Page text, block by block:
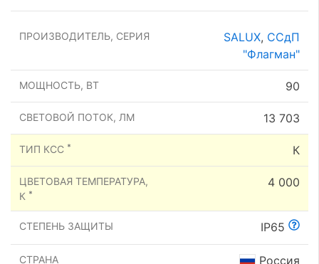
ПРОИЗВОДИТЕЛЬ, СЕРИЯ SALUX, ССдП
"Флагман"
МОЩНОСТЬ, ВТ 90
СВЕТОВОЙ ПОТОК, ЛМ 13 703
ТИП КСС * К
ЦВЕТОВАЯ ТЕМПЕРАТУРА,
К *
4 000
СТЕПЕНЬ ЗАЩИТЫ IP65
СТРАНА
Россия